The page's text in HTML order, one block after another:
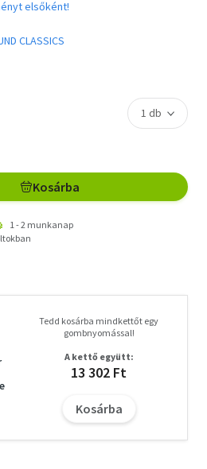
elsőként!
CLASSICS
Kosárba
1 - 2 munkanap
Tedd kosárba mindkettőt egy
gombnyomással!
A kettő együtt:
13 302 Ft
Kosárba